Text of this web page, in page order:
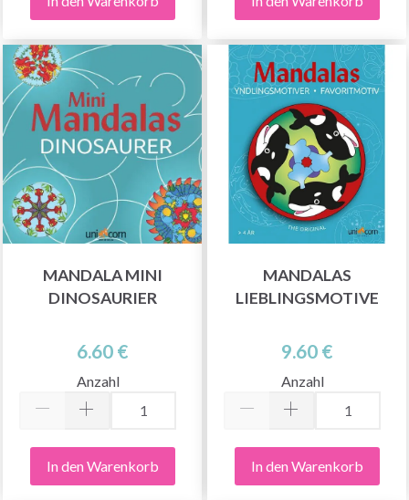
MANDALA MINI
DINOSAURIER
6.60 €
Anzahl
In den Warenkorb
MANDALAS
LIEBLINGSMOTIVE
9.60 €
Anzahl
In den Warenkorb